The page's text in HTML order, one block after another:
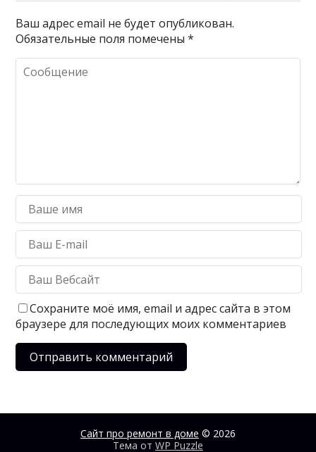
Ваш адрес email не будет опубликован.
Обязательные поля помечены*
Сохраните моё имя, email и адрес сайта в этом
браузере для последующих моих комментариев
Сайт про ремонт в доме © 2026
Тема от WP Puzzle